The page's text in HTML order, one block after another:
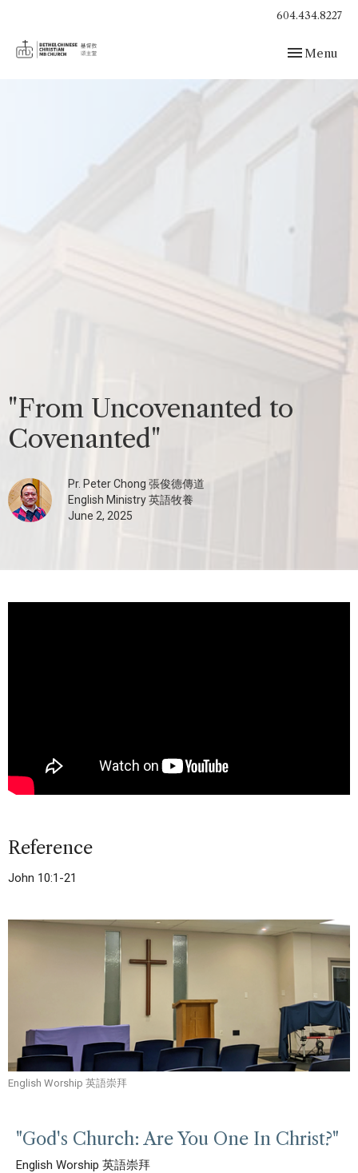
604.434.8227
Toggle
Menu
"From Uncovenanted to
Covenanted"
Pr. Peter Chong 張俊德傳道
English Ministry 英語牧養
June 2, 2025
Reference
John 10:1-21
English Worship 英語崇拜
"God's Church: Are You One In Christ?"
English Worship 英語崇拜